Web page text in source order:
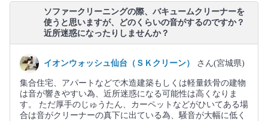
ソファークリーニングの際、バキュームクリーナーを
使うと思いますが、どのくらいの音がするのですか？
近所迷惑になったりしませんか？
イオンウォッシュ仙台（ＳＫクリーン） さん(宮城県)
集合住宅、アパートなどで木造建築もしくは軽量鉄骨の建物
は音が響きやすい為、近所迷惑になる可能性は高くなりま
す。 ただ厚手のじゅうたん、カーペットなどがひいてある場
合は音がクリーナーの真下に出ている為、騒音が大幅に低く